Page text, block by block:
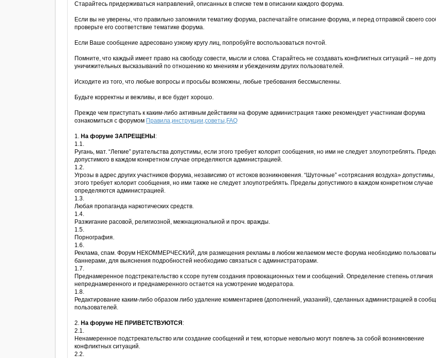
Старайтесь придерживаться направлений, описанных в списке тем в описании каждого форума.
Если вы не уверены, что правильно запомнили тематику форума, распечатайте описание форума, и перед отправкой своего
проверьте его соответствие тематике форума.
Если Ваше сообщение адресовано узкому кругу лиц, попробуйте воспользоваться почтой.
Помните, что каждый имеет право на свободу совести, мысли и слова. Старайтесь не создавать конфликтных ситуаций – не
уничижительных высказываний по отношению ко мнениям и убеждениям других пользователей.
Исходите из того, что любые вопросы и просьбы возможны, любые требования бессмысленны.
Будьте корректны и вежливы, и все будет хорошо.
Прежде чем приступать к каким-либо активным действиям на форуме администрация также рекомендует участникам форума
ознакомиться с форумом Правила,инструкции,советы,FAQ
1. На форуме ЗАПРЕЩЕНЫ :
1.1.
Ругань, мат. “Легкие” ругательства допустимы, если этого требует колорит сообщения, но ими не следует злоупотреблять.
допустимого в каждом конкретном случае определяются администрацией.
1.2.
Угрозы в адрес других участников форума, независимо от истоков возникновения. “Шуточные” «сотрясания воздуха» допустимы,
этого требует колорит сообщения, но ими также не следует злоупотреблять. Пределы допустимого в каждом конкретном случае
определяются администрацией.
1.3.
Любая пропаганда наркотических средств.
1.4.
Разжигание расовой, религиозной, межнациональной и проч. вражды.
1.5.
Порнография.
1.6.
Реклама, спам. Форум НЕКОММЕРЧЕСКИЙ, для размещения рекламы в любом желаемом месте форума необходимо
баннерами, для выяснения подробностей необходимо связаться с администраторами.
1.7.
Преднамеренное подстрекательство к ссоре путем создания провокационных тем и сообщений. Определение степень отличия
непреднамеренного и преднамеренного остается на усмотрение модератора.
1.8.
Редактирование каким-либо образом либо удаление комментариев (дополнений, указаний), сделанных администрацией в
пользователей.
2. На форуме НЕ ПРИВЕТСТВУЮТСЯ :
2.1.
Ненамеренное подстрекательство или создание сообщений и тем, которые невольно могут повлечь за собой возникновение
конфликтных ситуаций.
2.2.